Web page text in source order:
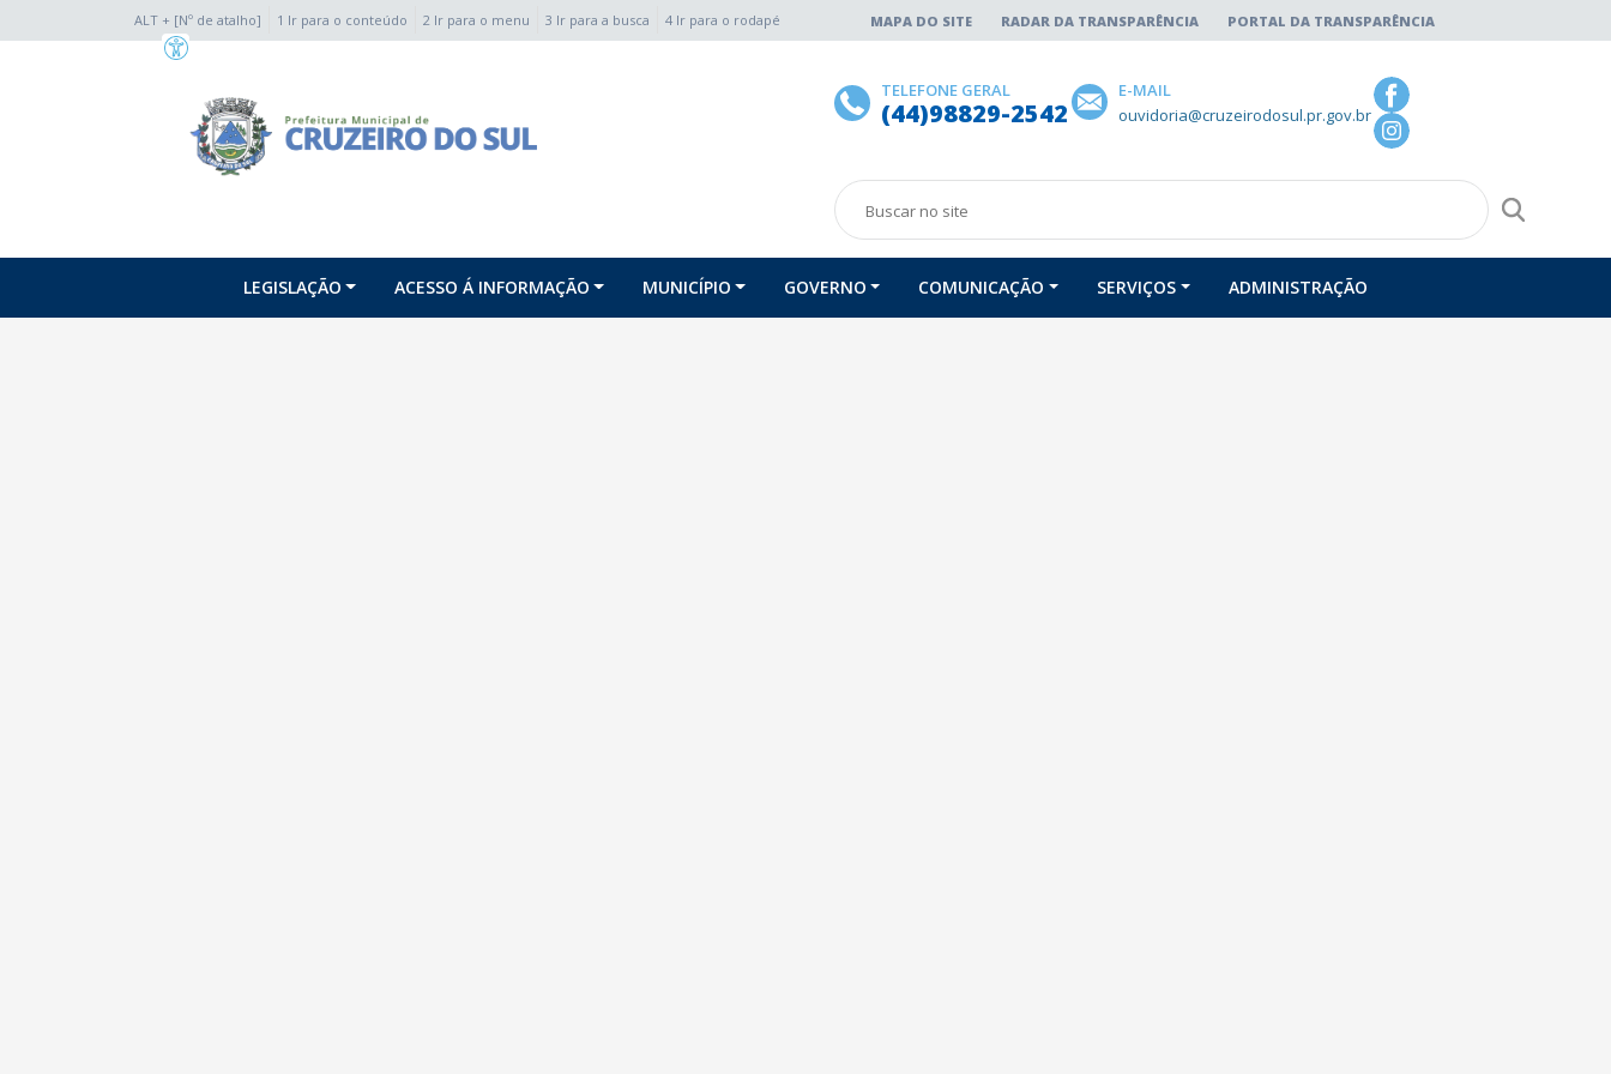
ALT + [Nº de atalho] 1 Ir para o conteúdo 2 Ir para o menu 3 Ir para a busca 4 Ir para o rodapé MAPA DO SITE RADAR DA TRANSPARÊNCIA PORTAL DA TRANSPARÊNCIA
TELEFONE GERAL
(44)98829-2542
E-MAIL
ouvidoria@cruzeirodosul.pr.gov.br
LEGISLAÇÃO ACESSO Á INFORMAÇÃO MUNICÍPIO GOVERNO COMUNICAÇÃO SERVIÇOS ADMINISTRAÇÃO